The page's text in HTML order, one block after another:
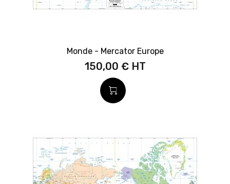
Monde - Mercator Europe
150,00 €